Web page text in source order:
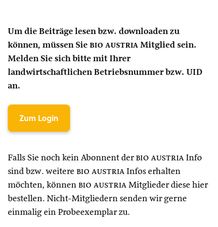
Um die Beiträge lesen bzw. downloaden zu
können, müssen Sie bio austria Mitglied sein.
Melden Sie sich bitte mit Ihrer
landwirtschaftlichen Betriebsnummer bzw. UID
an.
Zum Login
Falls Sie noch kein Abonnent der bio austria Info
sind bzw. weitere bio austria Infos erhalten
möchten, können bio austria Mitglieder diese hier
bestellen. Nicht-Mitgliedern senden wir gerne
einmalig ein Probeexemplar zu.